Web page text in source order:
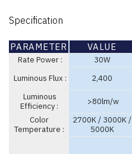
Specification
PARAMETER VALUE
Rate Power : 30W
Luminous Flux :
2,400
Luminous
Efficiency :
>80lm/w
Color
Temperature :
2700K / 3000K /
5000K